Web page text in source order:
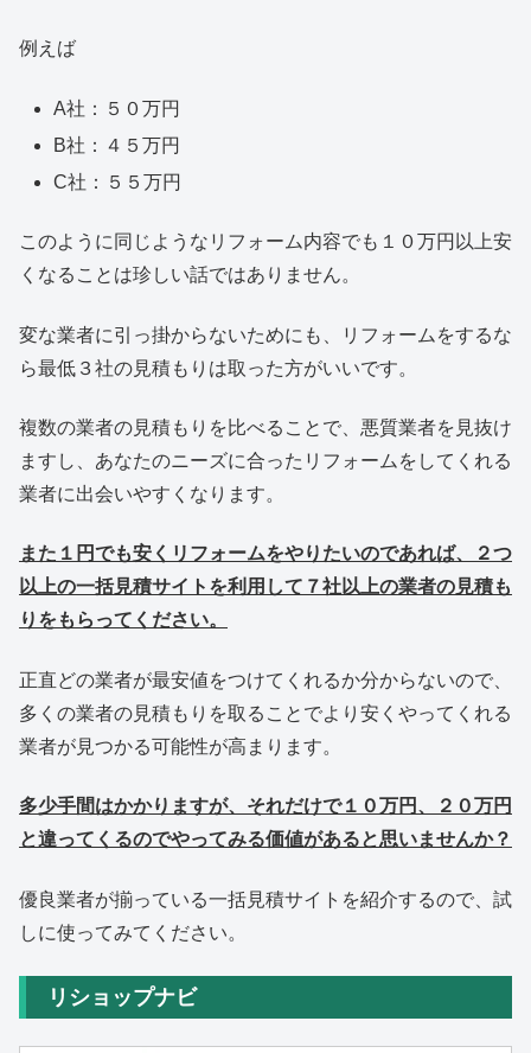
例えば
A社：５０万円
B社：４５万円
C社：５５万円
このように同じようなリフォーム内容でも１０万円以上安
くなることは珍しい話ではありません。
変な業者に引っ掛からないためにも、リフォームをするな
ら最低３社の見積もりは取った方がいいです。
複数の業者の見積もりを比べることで、悪質業者を見抜け
ますし、あなたのニーズに合ったリフォームをしてくれる
業者に出会いやすくなります。
また１円でも安くリフォームをやりたいのであれば、２つ
以上の一括見積サイトを利用して７社以上の業者の見積も
りをもらってください。
正直どの業者が最安値をつけてくれるか分からないので、
多くの業者の見積もりを取ることでより安くやってくれる
業者が見つかる可能性が高まります。
多少手間はかかりますが、それだけで１０万円、２０万円
と違ってくるのでやってみる価値があると思いませんか？
優良業者が揃っている一括見積サイトを紹介するので、試
しに使ってみてください。
リショップナビ